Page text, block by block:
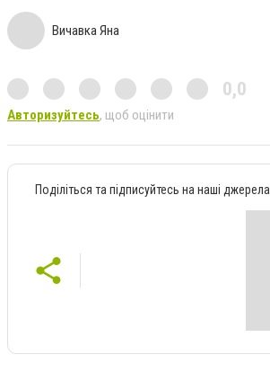
Вичавка Яна
0,0
Авторизуйтесь, щоб оцінити
Поділіться та підписуйтесь на наші джерела